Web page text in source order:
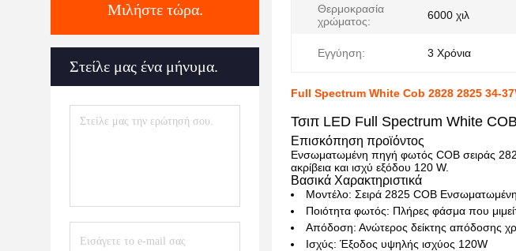
Μιλήστε τώρα.
Στείλε μας ένα μήνυμα.
Θερμοκρασία
χρώματος:
6000 χιλ
Εγγύηση: 3 Χρόνια
Full Spectrum White Cob 2828 2825 34-
Τσιπ LED Full Spectrum White
Επισκόπηση προϊόντος
Ενσωματωμένη πηγή φωτός COB σειράς
ακρίβεια και ισχύ εξόδου 120 W.
Βασικά Χαρακτηριστικά
Μοντέλο: Σειρά 2825 COB
Ποιότητα φωτός: Πλήρες φάσμα που
Απόδοση: Ανώτερος δείκτης απόδοσης
Ισχύς: Έξοδος υψηλής ισχύος 120W